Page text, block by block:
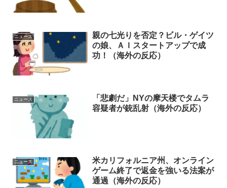
ニュース
親の七光りを否定？ビル・ゲイツ
の娘、ＡＩスタートアップで成
功！（海外の反応）
ニュース
「悲劇だ」NYの摩天楼でタムラ
容疑者が銃乱射（海外の反応）
ニュース
米カリフォルニア州、オンライン
ゲーム終了で返金を強いる法案が
通過（海外の反応）